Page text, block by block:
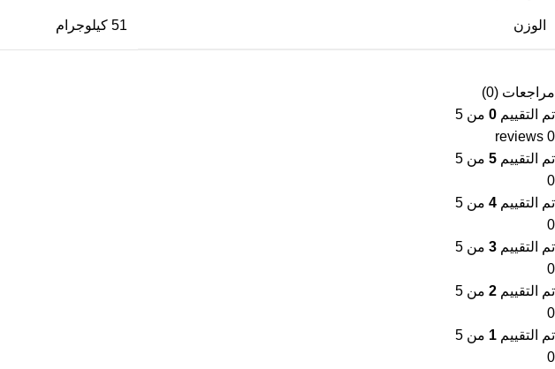
الوزن 51 كيلوجرام
مراجعات (0)
تم التقييم 0 من 5
0 reviews
تم التقييم 5 من 5
0
تم التقييم 4 من 5
0
تم التقييم 3 من 5
0
تم التقييم 2 من 5
0
تم التقييم 1 من 5
0